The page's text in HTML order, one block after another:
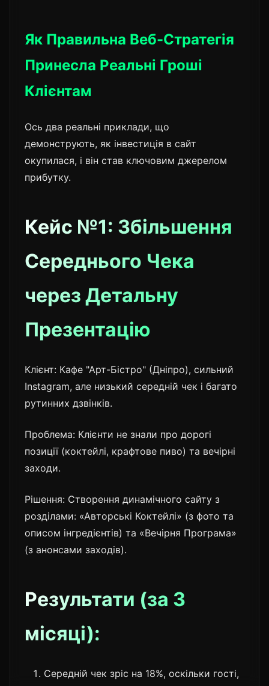
Як Правильна Веб-Стратегія
Принесла Реальні Гроші
Клієнтам
Ось два реальні приклади, що
демонструють, як інвестиція в сайт
окупилася, і він став ключовим джерелом
прибутку.
Кейс №1: Збільшення
Середнього Чека
через Детальну
Презентацію
Клієнт: Кафе "Арт-Бістро" (Дніпро), сильний
Instagram, але низький середній чек і багато
рутинних дзвінків.
Проблема: Клієнти не знали про дорогі
позиції (коктейлі, крафтове пиво) та вечірні
заходи.
Рішення: Створення динамічного сайту з
розділами: «Авторські Коктейлі» (з фото та
описом інгредієнтів) та «Вечірня Програма»
(з анонсами заходів).
Результати (за 3
місяці):
Середній чек зріс на 18%, оскільки гості,